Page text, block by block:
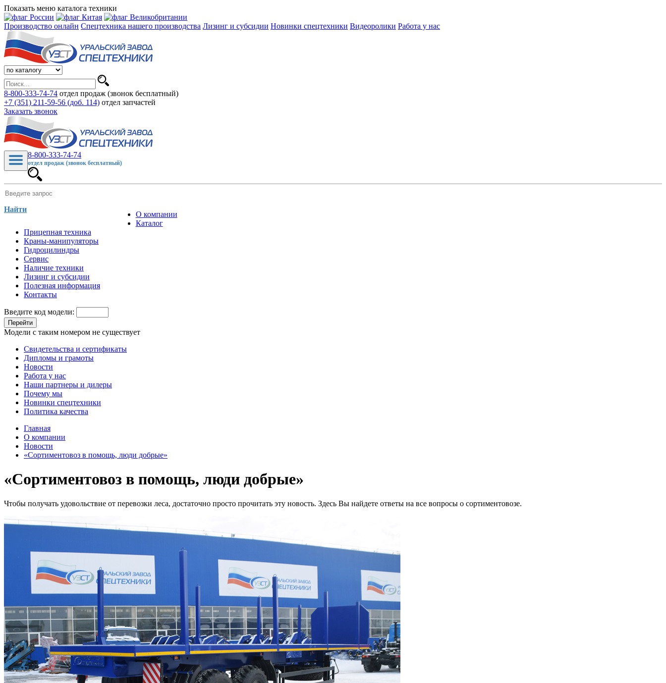
Показать меню каталога техники
Производство онлайн Спецтехника нашего производства Лизинг и субсидии Новинки спецтехники Видеоролики Работа у нас
8-800-333-74-74 отдел продаж (звонок бесплатный)
+7 (351) 211-59-56 (доб. 114) отдел запчастей
Заказать звонок
8-800-333-74-74
отдел продаж (звонок бесплатный)
Найти
О компании
Каталог
Прицепная техника
Краны-манипуляторы
Гидроцилиндры
Сервис
Наличие техники
Лизинг и субсидии
Полезная информация
Контакты
Введите код модели:
Перейти
Модели с таким номером не существует
Свидетельства и сертификаты
Дипломы и грамоты
Новости
Работа у нас
Наши партнеры и дилеры
Почему мы
Новинки спецтехники
Политика качества
Главная
О компании
Новости
«Сортиментовоз в помощь, люди добрые»
«Сортиментовоз в помощь, люди добрые»
Чтобы получать удовольствие от перевозки леса, достаточно просто прочитать эту новость. Здесь Вы найдете ответы на все вопросы о сортиментовозе.